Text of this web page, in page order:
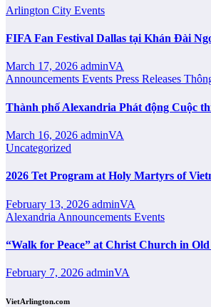
Arlington City Events
FIFA Fan Festival Dallas tại Khán Đài
March 17, 2026 adminVA
Announcements Events Press Releases
Thành phố Alexandria Phát động Cuộc
March 16, 2026 adminVA
Uncategorized
2026 Tet Program at Holy Martyrs of
February 13, 2026 adminVA
Alexandria Announcements Events
“Walk for Peace” at Christ Church in
February 7, 2026 adminVA
VietArlington.com